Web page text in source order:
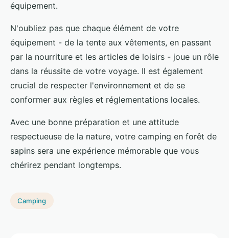
équipement.
N'oubliez pas que chaque élément de votre
équipement - de la tente aux vêtements, en passant
par la nourriture et les articles de loisirs - joue un rôle
dans la réussite de votre voyage. Il est également
crucial de respecter l'environnement et de se
conformer aux règles et réglementations locales.
Avec une bonne préparation et une attitude
respectueuse de la nature, votre camping en forêt de
sapins sera une expérience mémorable que vous
chérirez pendant longtemps.
Camping